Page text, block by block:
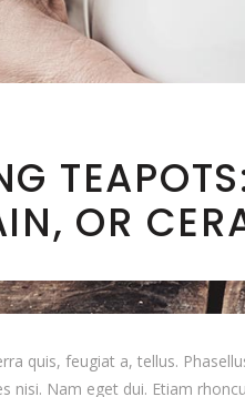
OR
quis, feugiat a, tellus.
nisi. Nam eget dui. Etiam